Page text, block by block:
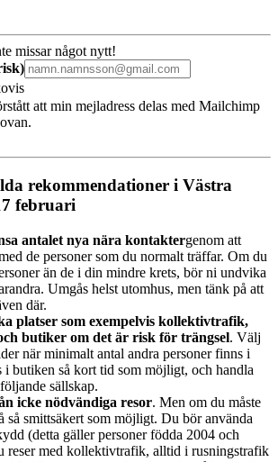
missar något nytt!
att min mejladress delas med Mailchimp
rekommendationer i Västra
februari
antalet nya nära kontaktergenom att
de personer som du normalt träffar. Om du
än de i din mindre krets, bör ni undvika
Umgås helst utomhus, men tänk på att
där.
platser som exempelvis kollektivtrafik,
butiker om det är risk för trängsel. Välj
när minimalt antal andra personer finns i
i butiken så kort tid som möjligt, och handla
sällskap.
icke nödvändiga resor. Men om du måste
så smittsäkert som möjligt. Du bör använda
(detta gäller personer födda 2004 och
reser med kollektivtrafik, alltid i rusningstrafik